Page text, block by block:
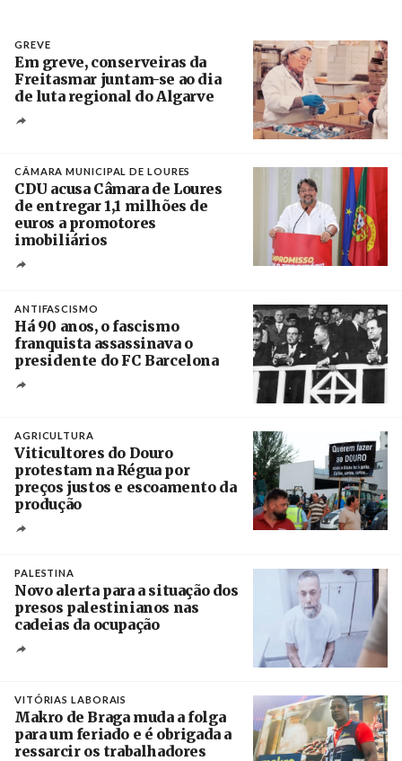
GREVE
Em greve, conserveiras da
Freitasmar juntam-se ao dia
de luta regional do Algarve
CÂMARA MUNICIPAL DE LOURES
CDU acusa Câmara de Loures
de entregar 1,1 milhões de
euros a promotores
imobiliários
ANTIFASCISMO
Há 90 anos, o fascismo
franquista assassinava o
presidente do FC Barcelona
AGRICULTURA
Viticultores do Douro
protestam na Régua por
preços justos e escoamento da
produção
PALESTINA
Novo alerta para a situação dos
presos palestinianos nas
cadeias da ocupação
VITÓRIAS LABORAIS
Makro de Braga muda a folga
para um feriado e é obrigada a
ressarcir os trabalhadores